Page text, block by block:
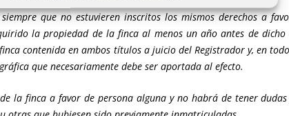
que no estuvieren inscritos los mismos derechos a
la propiedad de la finca al menos un año antes de
contenida en ambos títulos a juicio del Registrador y, en
que necesariamente debe ser aportada al efecto.
la finca a favor de persona alguna y no habrá de tener